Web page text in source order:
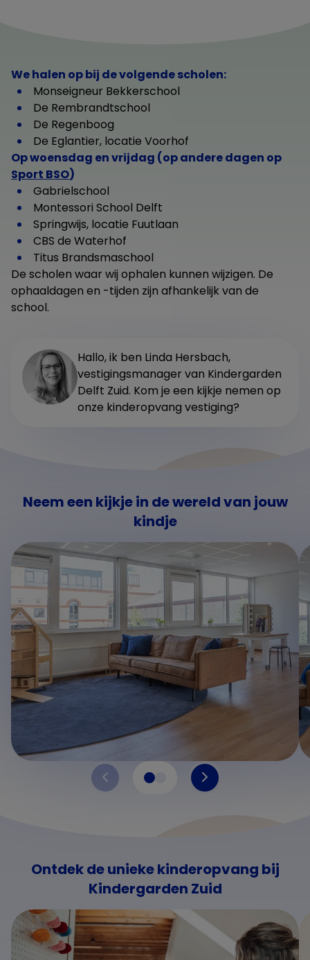
We halen op bij de volgende scholen:
Monseigneur Bekkerschool
De Rembrandtschool
De Regenboog
De Eglantier, locatie Voorhof
Op woensdag en vrijdag (op andere dagen op
Sport BSO)
Gabrielschool
Montessori School Delft
Springwijs, locatie Fuutlaan
CBS de Waterhof
Titus Brandsmaschool
De scholen waar wij ophalen kunnen wijzigen. De
ophaaldagen en -tijden zijn afhankelijk van de
school.
Hallo, ik ben Linda Hersbach,
vestigingsmanager van Kindergarden
Delft Zuid. Kom je een kijkje nemen op
onze kinderopvang vestiging?
Neem een kijkje in de wereld van jouw
kindje
Ontdek de unieke kinderopvang bij
Kindergarden Zuid